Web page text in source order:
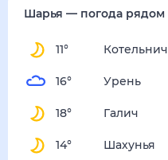
Шарья — погода рядом
11° Котельнич
16° Урень
18° Галич
14° Шахунья